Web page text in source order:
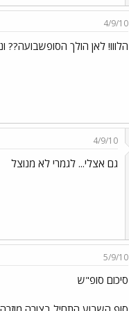
4/9/10
הלווו! לאן הולך הסופשבועה??
4/9/10
גם אצלי... לגמרי לא מנוצל
5/9/10
סיכום סופ"ש